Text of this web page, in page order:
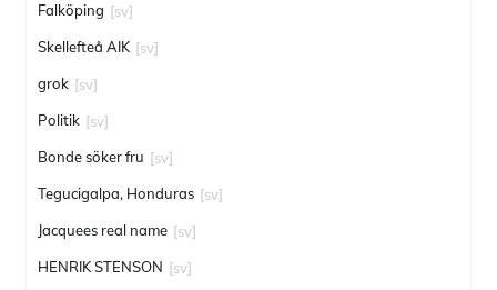
Falköping [sv]
Skellefteå AIK [sv]
grok [sv]
Politik [sv]
Bonde söker fru [sv]
Tegucigalpa, Honduras [sv]
Jacquees real name [sv]
HENRIK STENSON [sv]